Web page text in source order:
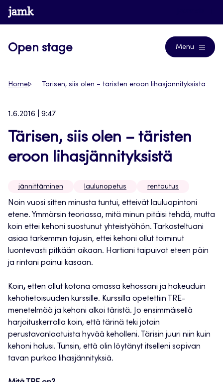
Siirry
suoraan
www.jamk.fi
Open stage Menu
Home Tärisen, siis olen – täristen eroon lihasjännityksistä
1.6.2016 | 9:47
Tärisen, siis olen – täristen
eroon lihasjännityksistä
jännittäminen laulunopetus rentoutus
Noin vuosi sitten minusta tuntui, etteivät lauluopintoni
etene. Ymmärsin teoriassa, mitä minun pitäisi tehdä, mutta
koin ettei kehoni suostunut yhteistyöhön. Tarkasteltuani
asiaa tarkemmin tajusin, ettei kehoni ollut toiminut
luontevasti pitkään aikaan. Hartiani taipuivat eteen päin
ja rintani painui kasaan.
Koin, etten ollut kotona omassa kehossani ja hakeuduin
kehotietoisuuden kurssille. Kurssilla opetettiin TRE-
menetelmää ja kehoni alkoi täristä. Jo ensimmäisellä
harjoituskerralla koin, että tärinä teki jotain
perustavanlaatuista hyvää keholleni. Tärisin juuri niin kuin
kehoni halusi. Tunsin, että olin löytänyt itselleni sopivan
tavan purkaa lihasjännityksiä.